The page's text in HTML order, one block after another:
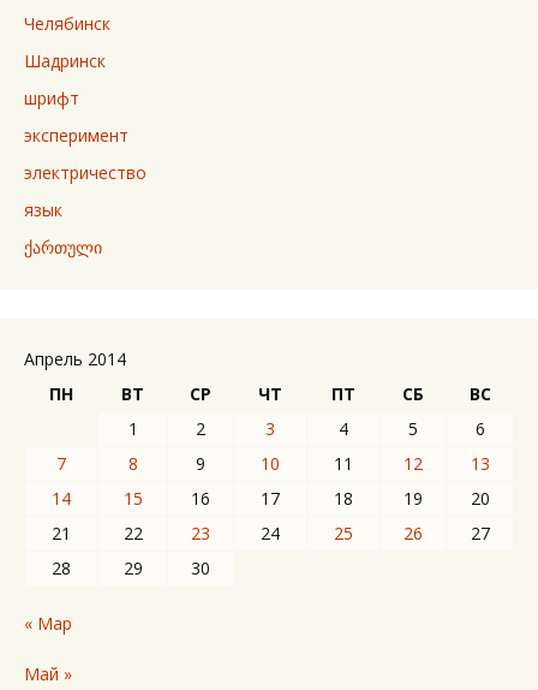
Челябинск
Шадринск
шрифт
эксперимент
электричество
язык
ქართული
Апрель 2014
ПН
ВТ СР ЧТ ПТ СБ
ВС
1
2 3 4 5
6
7
8 9 10 11 12
13
14
15 16 17 18 19
20
21
22 23 24 25 26
27
28
29 30
« Мар
Май »